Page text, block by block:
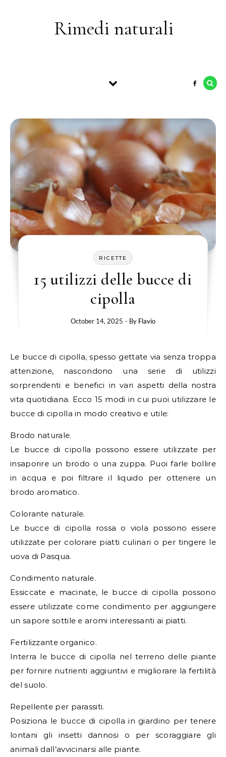
Rimedi naturali
RICETTE
15 utilizzi delle bucce di
cipolla
October 14, 2025 - By Flavio
Le bucce di cipolla, spesso gettate via senza troppa
attenzione, nascondono una serie di utilizzi
sorprendenti e benefici in vari aspetti della nostra
vita quotidiana. Ecco 15 modi in cui puoi utilizzare le
bucce di cipolla in modo creativo e utile:
Brodo naturale.
Le bucce di cipolla possono essere utilizzate per
insaporire un brodo o una zuppa. Puoi farle bollire
in acqua e poi filtrare il liquido per ottenere un
brodo aromatico.
Colorante naturale.
Le bucce di cipolla rossa o viola possono essere
utilizzate per colorare piatti culinari o per tingere le
uova di Pasqua.
Condimento naturale.
Essiccate e macinate, le bucce di cipolla possono
essere utilizzate come condimento per aggiungere
un sapore sottile e aromi interessanti ai piatti.
Fertilizzante organico.
Interra le bucce di cipolla nel terreno delle piante
per fornire nutrienti aggiuntivi e migliorare la fertilità
del suolo.
Repellente per parassiti.
Posiziona le bucce di cipolla in giardino per tenere
lontani gli insetti dannosi o per scoraggiare gli
animali dall’avvicinarsi alle piante.